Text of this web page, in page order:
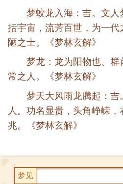
梦蛟龙入海：吉。文人
括宇宙，流芳百世，为一代
陋之士。《梦林玄解》
梦龙：龙为阳物也、
常之人。《梦林玄解》
梦天大风雨龙腾起：
人。功名显贵，头角峥嵘，
兆。《梦林玄解》
梦见